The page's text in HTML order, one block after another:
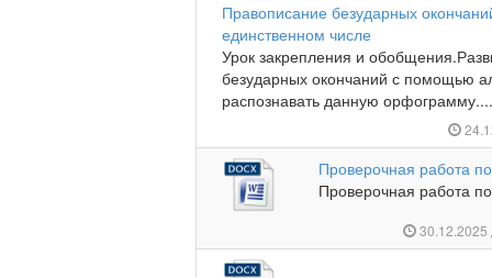
Правописание безударных
единственном числе
Урок закрепления и
безударных окончаний с помощью
распознавать данную
Проверочная работа
Проверочная работа
30.12.2025